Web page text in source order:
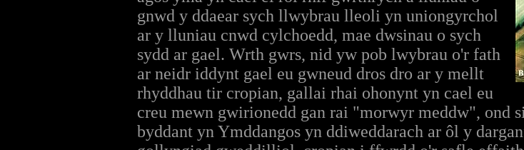
gnwd y ddaear sych llwybrau lleoli yn uniongyrchol
ar y lluniau cnwd cylchoedd, mae dwsinau o sych
sydd ar gael. Wrth gwrs, nid yw pob lwybrau o'r fath
ar neidr iddynt gael eu gwneud dros dro ar y mellt
rhyddhau tir cropian, gallai rhai ohonynt yn cael eu
creu mewn gwirionedd gan rai "morwyr meddw", ond
byddant yn Ymddangos yn ddiweddarach ar ôl y